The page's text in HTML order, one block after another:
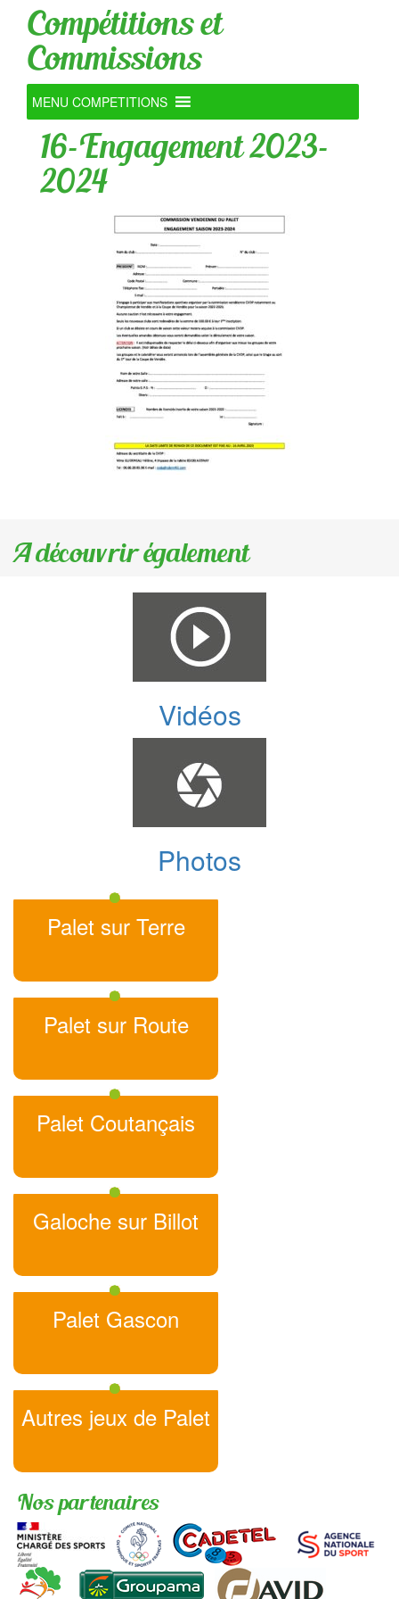
Compétitions et
Commissions
MENU COMPETITIONS
16-Engagement 2023-
2024
A découvrir également
Vidéos
Photos
Palet sur Terre
Palet sur Route
Palet Coutançais
Galoche sur Billot
Palet Gascon
Autres jeux de Palet
Nos partenaires